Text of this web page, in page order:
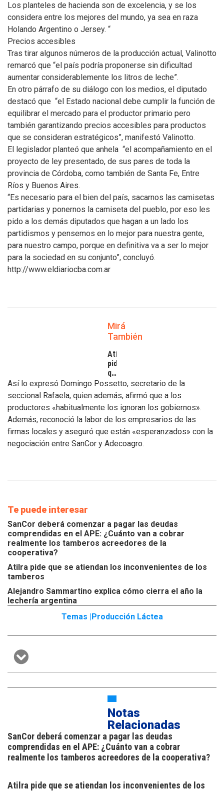
Los planteles de hacienda son de excelencia, y se los
considera entre los mejores del mundo, ya sea en raza
Holando Argentino o Jersey. “
Precios accesibles
Tras tirar algunos números de la producción actual, Valinotto
remarcó que “el país podría proponerse sin dificultad
aumentar considerablemente los litros de leche”.
En otro párrafo de su diálogo con los medios, el diputado
destacó que “el Estado nacional debe cumplir la función de
equilibrar el mercado para el productor primario pero
también garantizando precios accesibles para productos
que se consideran estratégicos”, manifestó Valinotto.
El legislador planteó que anhela “el acompañamiento en el
proyecto de ley presentado, de sus pares de toda la
provincia de Córdoba, como también de Santa Fe, Entre
Ríos y Buenos Aires.
“Es necesario para el bien del país, sacarnos las camisetas
partidarias y ponernos la camiseta del pueblo, por eso les
pido a los demás diputados que hagan a un lado los
partidismos y pensemos en lo mejor para nuestra gente,
para nuestro campo, porque en definitiva va a ser lo mejor
para la sociedad en su conjunto”, concluyó.
http://www.eldiariocba.com.ar
Mirá
También
Atilra
pide
que
se
atiendan
inconvenientes
de
los
tamberos
Así lo expresó Domingo Possetto, secretario de la
seccional Rafaela, quien además, afirmó que a los
productores «habitualmente los ignoran los gobiernos».
Además, reconoció la labor de los empresarios de las
firmas locales y aseguró que están «esperanzados» con la
negociación entre SanCor y Adecoagro.
Te puede interesar
SanCor deberá comenzar a pagar las deudas
comprendidas en el APE: ¿Cuánto van a cobrar
realmente los tamberos acreedores de la
cooperativa?
Atilra pide que se atiendan los inconvenientes de los
tamberos
Alejandro Sammartino explica cómo cierra el año la
lechería argentina
Temas |
Producción Láctea
Notas
Relacionadas
SanCor deberá comenzar a pagar las deudas
comprendidas en el APE: ¿Cuánto van a cobrar
realmente los tamberos acreedores de la cooperativa?
Atilra pide que se atiendan los inconvenientes de los